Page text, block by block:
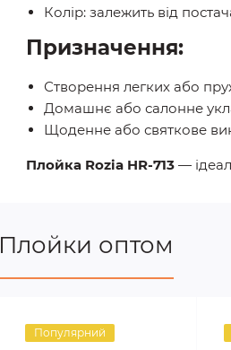
Колір: залежить від
Призначення:
Створення легких або
Домашнє або салонне
Щоденне або святкове
Плойка Rozia HR-713 —
Плойки оптом
Популярний